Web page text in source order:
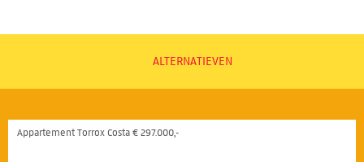
ALTERNATIEVEN
Appartement Torrox Costa € 297.000,-